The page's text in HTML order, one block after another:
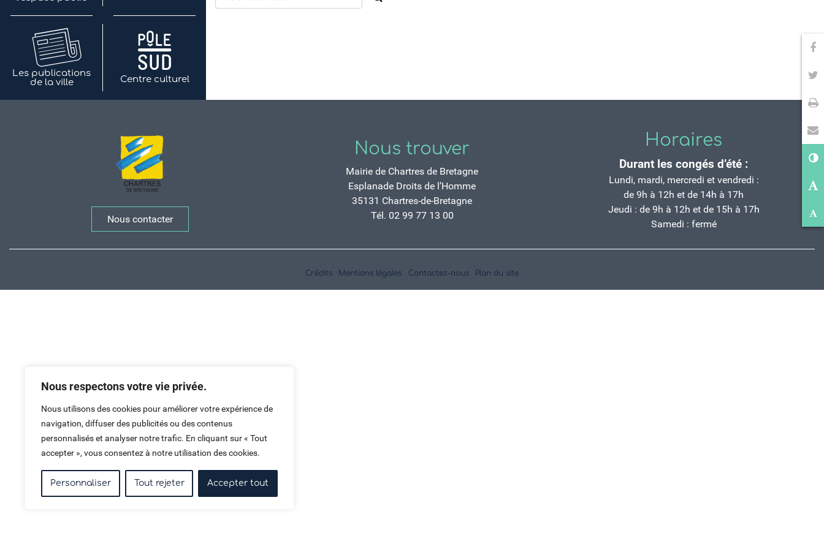
Nous respectons votre vie privée.
Nous utilisons des cookies pour améliorer votre expérience de
navigation, diffuser des publicités ou des contenus
personnalisés et analyser notre trafic. En cliquant sur « Tout
accepter », vous consentez à notre utilisation des cookies.
Personnaliser Tout rejeter Accepter tout
Les publications
de la ville
Centre culturel
Nous contacter
Nous trouver
Mairie de Chartres de Bretagne
Esplanade Droits de l’Homme
35131 Chartres-de-Bretagne
Tél. 02 99 77 13 00
Horaires
Durant les congés d’été :
Lundi, mardi, mercredi et vendredi :
de 9h à 12h et de 14h à 17h
Jeudi : de 9h à 12h et de 15h à 17h
Samedi : fermé
Crédits Mentions légales Contactez-nous Plan du site